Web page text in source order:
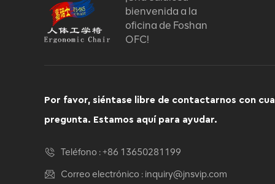
ergonómica reclinable
giratoria para
computadora de
VER DETALLES
ergonómico: Ultimate
oficina y el hogar
VER DETALLES
ergonómico: soporte
bienvenida a la
oficina de Foshan
OFC!
Por favor, siéntase libre de contactarnos con
pregunta. Estamos aquí para ayudar.
Teléfono :+86 13650281199
Correo electrónico : inquiry@jnsvip.com